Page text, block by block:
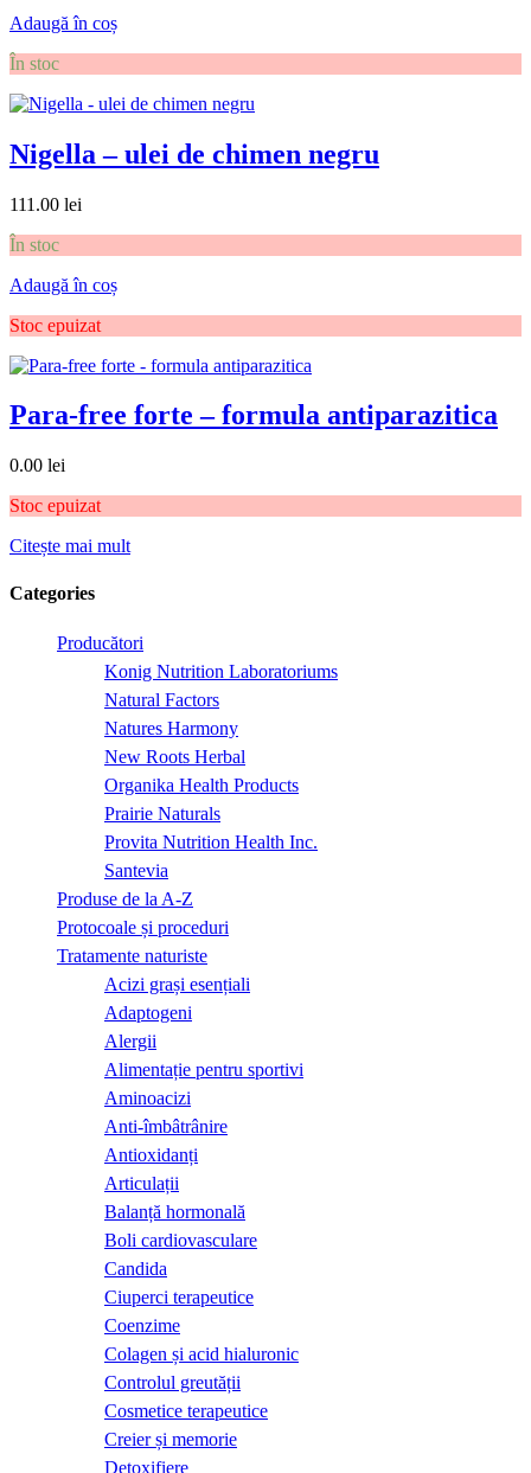
Adaugă în coș
În stoc
Nigella – ulei de chimen negru
111.00 lei
În stoc
Adaugă în coș
Stoc epuizat
Para-free forte – formula antiparazitica
0.00 lei
Stoc epuizat
Citește mai mult
Categories
Producători
Konig Nutrition Laboratoriums
Natural Factors
Natures Harmony
New Roots Herbal
Organika Health Products
Prairie Naturals
Provita Nutrition Health Inc.
Santevia
Produse de la A-Z
Protocoale și proceduri
Tratamente naturiste
Acizi grași esențiali
Adaptogeni
Alergii
Alimentație pentru sportivi
Aminoacizi
Anti-îmbâtrânire
Antioxidanți
Articulații
Balanță hormonală
Boli cardiovasculare
Candida
Ciuperci terapeutice
Coenzime
Colagen și acid hialuronic
Controlul greutății
Cosmetice terapeutice
Creier și memorie
Detoxifiere